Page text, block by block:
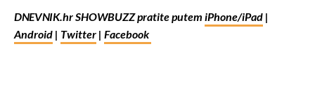
DNEVNIK.hr SHOWBUZZ pratite putem iPhone/iPad |
Android | Twitter | Facebook